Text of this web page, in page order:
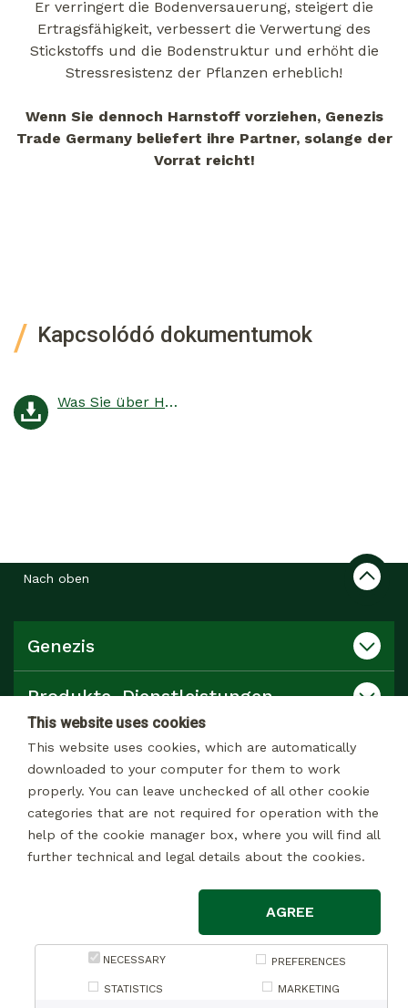
This website uses cookies
This website uses cookies, which are automatically
downloaded to your computer for them to work
properly. You can leave unchecked of all other cookie
categories that are not required for operation with the
help of the cookie manager box, where you will find all
further technical and legal details about the cookies.
AGREE
NECESSARY PREFERENCES
STATISTICS MARKETING
Er verringert die Bodenversauerung, steigert die
Ertragsfähigkeit, verbessert die Verwertung des
Stickstoffs und die Bodenstruktur und erhöht die
Stressresistenz der Pflanzen erheblich!
Wenn Sie dennoch Harnstoff vorziehen, Genezis
Trade Germany beliefert ihre Partner, solange der
Vorrat reicht!
Kapcsolódó dokumentumok
Was Sie über Harnstoff wissen müssen!
Nach oben
Genezis
Produkte, Dienstleistungen
Ansprechpartner
Katalog
© 2026 Alle rechte Vorbehalten
Impressum
Datenschutzerklärung zur Datenverarbeitung zu Marketingzwecken
Datenschutzerklärung bezüglich der Datenverarbeitung im